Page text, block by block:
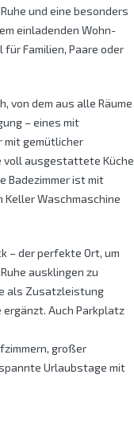
und eine besonders
einladenden Wohn-
Familien, Paare oder
von dem aus alle Räume
– eines mit
mit gemütlicher
voll ausgestattete Küche
Badezimmer ist mit
Waschmaschine
– der perfekte Ort, um
ausklingen zu
als Zusatzleistung
Auch Parkplatz
großer
Urlaubstage mit